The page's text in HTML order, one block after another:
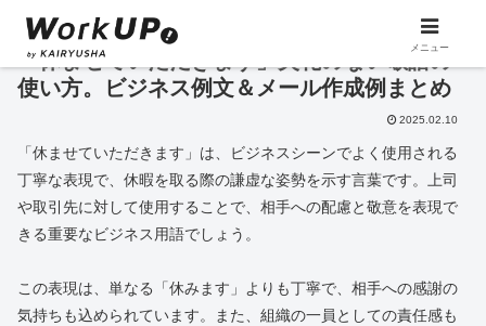
「休ませていただきます」失礼のない敬語の
使い方。ビジネス例文＆メール作成例まとめ
2025.02.10
「休ませていただきます」は、ビジネスシーンでよく使用される
丁寧な表現で、休暇を取る際の謙虚な姿勢を示す言葉です。上司
や取引先に対して使用することで、相手への配慮と敬意を表現で
きる重要なビジネス用語でしょう。
この表現は、単なる「休みます」よりも丁寧で、相手への感謝の
気持ちも込められています。また、組織の一員としての責任感も
メニュー